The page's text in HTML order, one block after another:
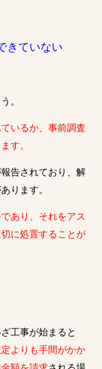
きていない
。
いるか、事前調査
す。
告されており、解
ります。
あり、それをアス
に処置することが
工事が始まると
定よりも手間がかか